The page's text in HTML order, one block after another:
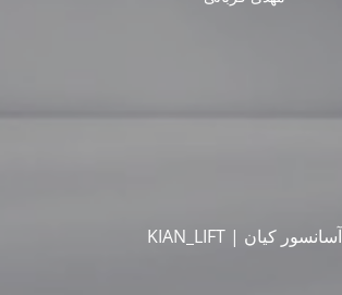
آسانسور کیان | KIAN_LIFT